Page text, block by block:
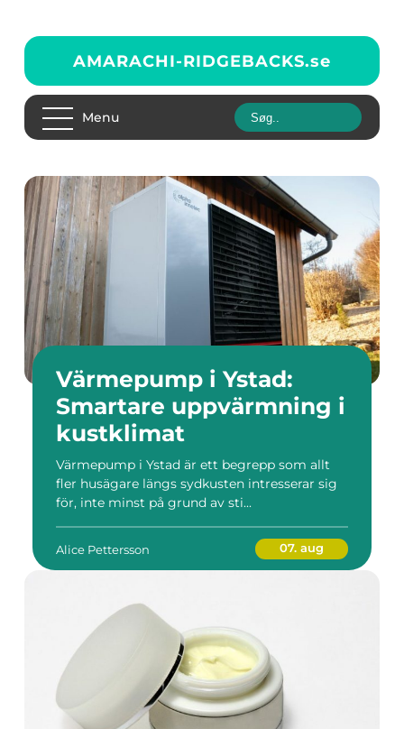
AMARACHI-RIDGEBACKS.se
Menu
Värmepump i Ystad:
Smartare uppvärmning i
kustklimat
Värmepump i Ystad är ett begrepp som allt
fler husägare längs sydkusten intresserar sig
för, inte minst på grund av sti...
Alice Pettersson 07. aug